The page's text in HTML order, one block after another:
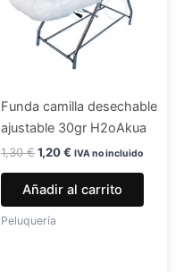
Funda camilla desechable
ajustable 30gr H2oAkua
1,30€1,20€ IVA no incluido
Añadir al carrito
Peluquería